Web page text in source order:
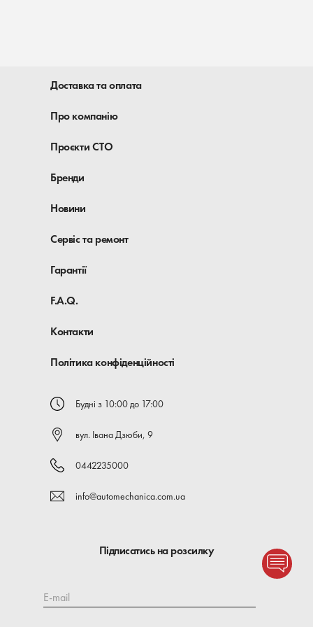
Доставка та оплата
Про компанію
Проєкти СТО
Бренди
Новини
Сервіс та ремонт
Гарантії
F.A.Q.
Контакти
Політика конфіденційності
Будні з 10:00 до 17:00
вул. Івана Дзюби, 9
0442235000
info@automechanica.com.ua
Підписатись на розсилку
E-mail